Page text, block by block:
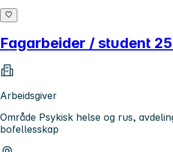
Fagarbeider / student
Arbeidsgiver
Område Psykisk helse og rus,
bofellesskap